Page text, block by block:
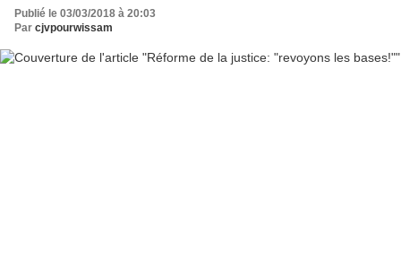
Publié le 03/03/2018 à 20:03
Par cjvpourwissam